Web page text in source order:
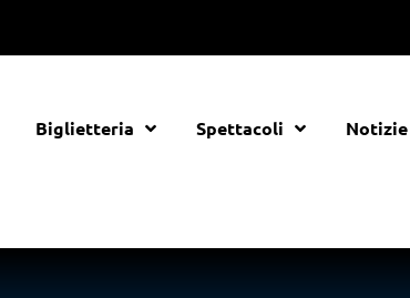
Biglietteria Spettacoli Notizie